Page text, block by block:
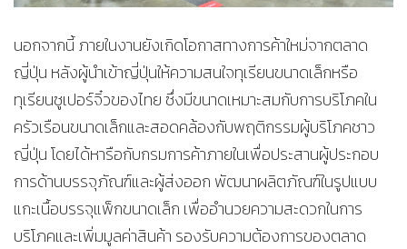
นอกจากนี้ ภายในงานยังเกิดโอกาสทางการค้าใหม่จากตลาด
ญี่ปุ่น หลังผู้นำเข้าญี่ปุ่นให้ความสนใจทุเรียนขนาดเล็กหรือ
ทุเรียนซูเปอร์จิ๋วของไทย ซึ่งมีขนาดเหมาะสมกับการบริโภคใน
ครัวเรือนขนาดเล็กและสอดคล้องกับพฤติกรรมผู้บริโภคชาว
ญี่ปุ่น โดยได้หารือกับกรมการค้าภายในเพื่อประสานผู้ประกอบ
การด้านบรรจุภัณฑ์และผู้ส่งออก พัฒนาผลิตภัณฑ์ในรูปแบบ
แกะเนื้อบรรจุแพ็กขนาดเล็ก เพื่ออำนวยความสะดวกในการ
บริโภคและเพิ่มมูลค่าสินค้า รองรับความต้องการของตลาด